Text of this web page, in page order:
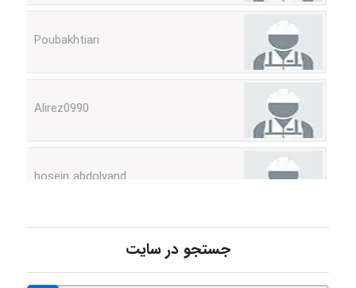
emami
جستجو در سایت